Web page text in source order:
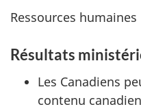
Ressources humaines
Résultats
Les Canadiens
contenu